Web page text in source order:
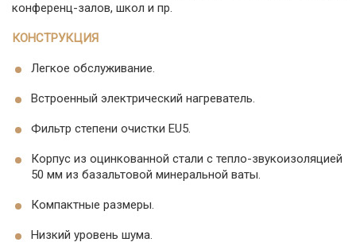
конференц-залов, школ и пр.
КОНСТРУКЦИЯ
Легкое обслуживание.
Встроенный электрический нагреватель.
Фильтр степени очистки EU5.
Корпус из оцинкованной стали с тепло-звукоизоляцией
50 мм из базальтовой минеральной ваты.
Компактные размеры.
Низкий уровень шума.